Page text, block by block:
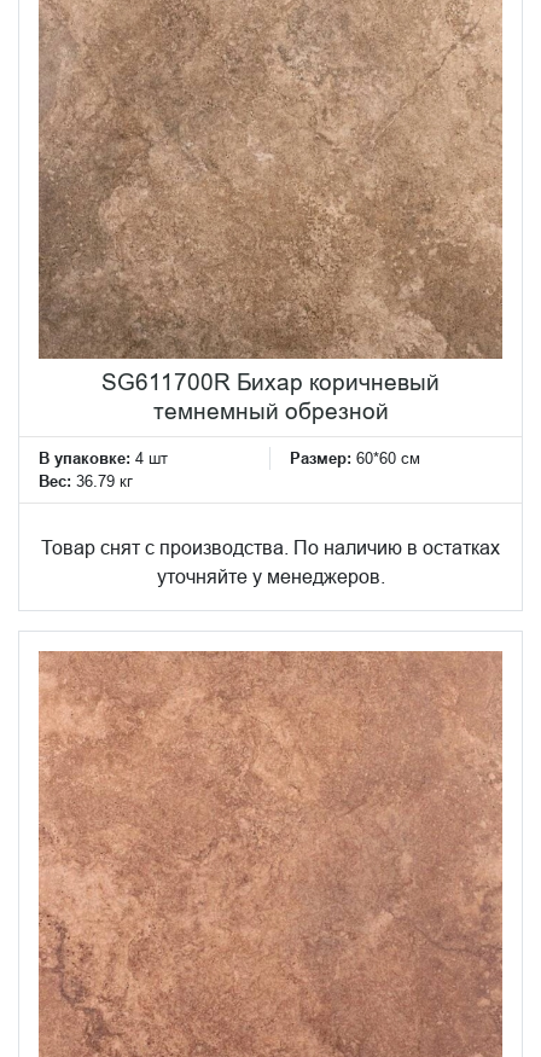
SG611700R Бихар коричневый
темнемный обрезной
В упаковке: 4 шт Размер: 60*60 см
Вес: 36.79 кг
Товар снят с производства. По наличию в остатках
уточняйте у менеджеров.